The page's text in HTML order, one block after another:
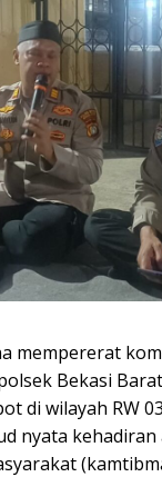
mempererat
Bekasi Barat
di wilayah RW
nyata